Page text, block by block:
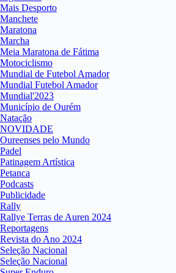
Mais Desporto
Manchete
Maratona
Marcha
Meia Maratona de Fátima
Motociclismo
Mundial de Futebol Amador
Mundial Futebol Amador
Mundial'2023
Município de Ourém
Natação
NOVIDADE
Oureenses pelo Mundo
Padel
Patinagem Artística
Petanca
Podcasts
Publicidade
Rally
Rallye Terras de Auren 2024
Reportagens
Revista do Ano 2024
Seleção Nacional
Seleção Nacional